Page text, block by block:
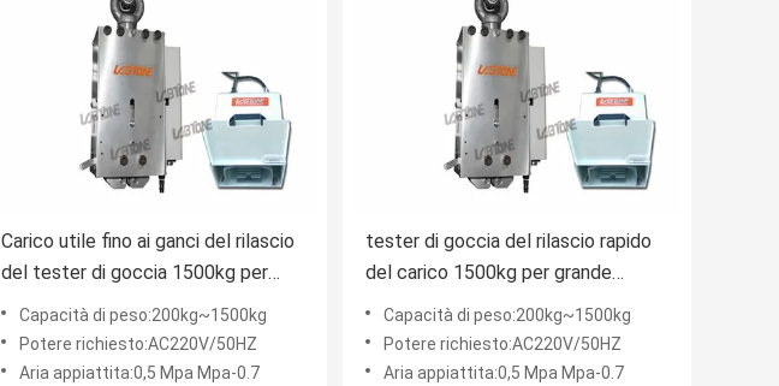
Carico utile fino ai ganci del rilascio
del tester di goccia 1500kg per
industria del pacchetto
Capacità di peso:200kg~1500kg
Potere richiesto:AC220V/50HZ
Aria appiattita:0,5 Mpa Mpa-0.7
tester di goccia del rilascio rapido
del carico 1500kg per grande
capacità del grande pacchetto
Capacità di peso:200kg~1500kg
Potere richiesto:AC220V/50HZ
Aria appiattita:0,5 Mpa Mpa-0.7